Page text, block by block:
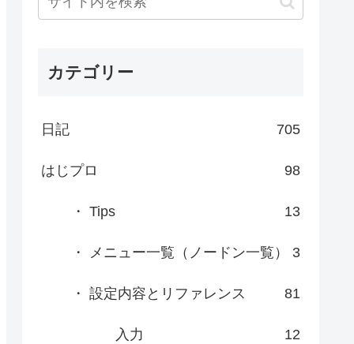
カテゴリー
日記 705
はじプロ 98
・ Tips 13
・ メニュー一覧（ノードン一覧） 3
・ 設定内容とリファレンス 81
入力 12